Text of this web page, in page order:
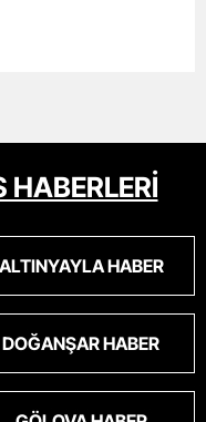
HABERLERİ
ALTINYAYLA HABER
DOĞANŞAR HABER